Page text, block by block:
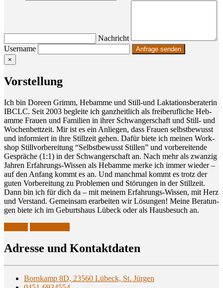
Nachricht
Username
×
Vor­stel­lung
Ich bin Doreen Grimm, Heb­am­me und Still-und Lak­ta­ti­ons­be­ra­te­rin
IBCLC. Seit 2003 beglei­te ich ganz­heit­lich als frei­be­ruf­li­che Heb­
am­me Frau­en und Fami­li­en in ihrer Schwan­ger­schaft und Still- und
Wochen­bett­zeit. Mir ist es ein Anlie­gen, dass Frau­en selbst­be­wusst
und infor­miert in ihre Still­zeit gehen. Dafür bie­te ich mei­nen Work­
shop Still­vor­be­rei­tung “Selbst­be­wusst Stil­len” und vor­be­rei­ten­de
Gesprä­che (1:1) in der Schwan­ger­schaft an. Nach mehr als zwan­zig
Jah­ren Erfah­rungs-Wis­sen als Heb­am­me mer­ke ich immer wie­der –
auf den Anfang kommt es an. Und manch­mal kommt es trotz der
guten Vor­be­rei­tung zu Pro­ble­men und Stö­run­gen in der Still­zeit.
Dann bin ich für dich da – mit mei­nem Erfah­rungs-Wis­sen, mit Herz
und Ver­stand. Gemein­sam erar­bei­ten wir Lösun­gen! Mei­ne Bera­tun­
gen bie­te ich im Geburts­haus Lübeck oder als Haus­be­such an.
Adres­se und Kontaktdaten
Bornkamp 8D, 23560 Lübeck, St. Jürgen